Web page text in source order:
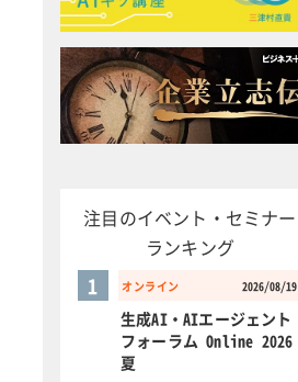
注目のイベント・セミナー
ランキング
オンライン 2026/08/19
1
生成AI・AIエージェント
フォーラム Online 2026
夏